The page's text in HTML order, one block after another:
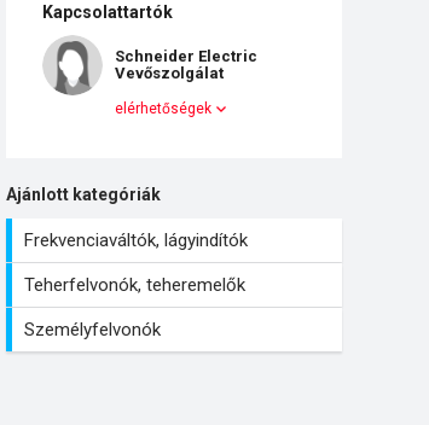
Kapcsolattartók
Schneider Electric
Vevőszolgálat
elérhetőségek
Ajánlott kategóriák
Frekvenciaváltók, lágyindítók
Teherfelvonók, teheremelők
Személyfelvonók